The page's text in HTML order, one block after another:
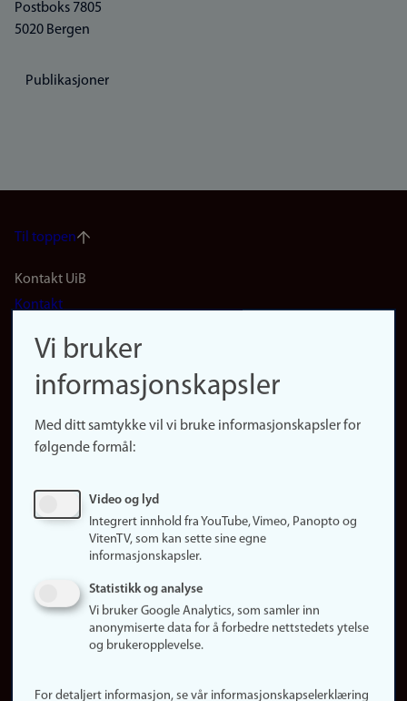
Postboks 7805
5020 Bergen
Publikasjoner
Til toppen
Footer
(no)
Kontakt UiB
Kontakt
Finn forsker
Presse
Finn studier
Ledige stillinger
Om nettstedet
Informasjonskapsler
Vi bruker
informasjonskapsler
Med ditt samtykke vil vi bruke informasjonskapsler for
følgende formål:
Video og lyd
Integrert innhold fra YouTube, Vimeo, Panopto og
VitenTV, som kan sette sine egne
informasjonskapsler.
Statistikk og analyse
Vi bruker Google Analytics, som samler inn
anonymiserte data for å forbedre nettstedets ytelse
og brukeropplevelse.
For detaljert informasjon, se vår informasjonskapselerklæring